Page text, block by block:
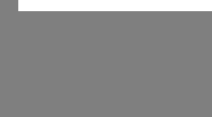
partenaires